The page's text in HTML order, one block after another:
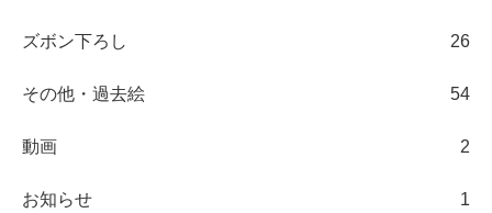
ズボン下ろし 26
その他・過去絵 54
動画 2
お知らせ 1